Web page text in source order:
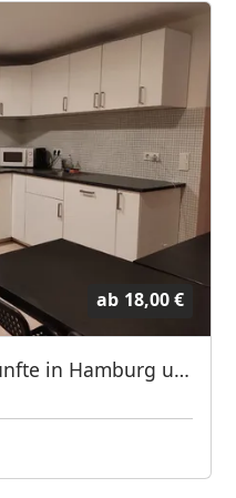
ab 18,00 €
ALGE Company Unterkünfte in Hamburg und Umgebung